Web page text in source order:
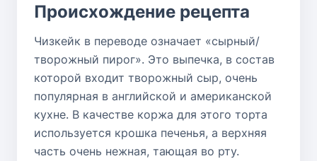
Происхождение рецепта
Чизкейк в переводе означает «сырный/
творожный пирог». Это выпечка, в состав
которой входит творожный сыр, очень
популярная в английской и американской
кухне. В качестве коржа для этого торта
используется крошка печенья, а верхняя
часть очень нежная, тающая во рту.